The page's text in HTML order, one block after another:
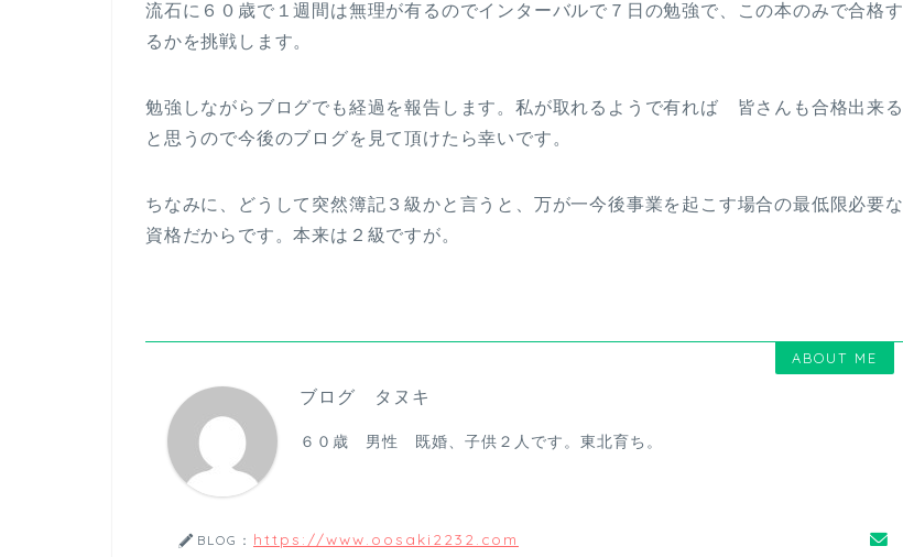
流石に６０歳で１週間は無理が有るのでインターバルで７日の勉強で、この本のみで合格す
るかを挑戦します。
勉強しながらブログでも経過を報告します。私が取れるようで有れば 皆さんも合格出来る
と思うので今後のブログを見て頂けたら幸いです。
ちなみに、どうして突然簿記３級かと言うと、万が一今後事業を起こす場合の最低限必要な
資格だからです。本来は２級ですが。
ABOUT ME
ブログ タヌキ
６０歳 男性 既婚、子供２人です。東北育ち。
BLOG： https://www.oosaki2232.com